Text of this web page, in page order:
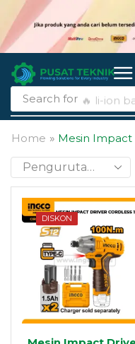
Search for 🔥 li-ion
Home » Mesin Impact
DISKON